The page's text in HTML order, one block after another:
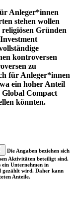
Anleger*innen
stehen wollen
Gründen
kontroversen
zu
für Anleger*innen
ein hoher Anteil
Compact
könnten.
Die Angaben beziehen sich
Aktivitäten beteiligt sind.
ein Unternehmen in
wird. Daher kann
Anteile.